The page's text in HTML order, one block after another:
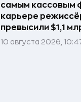
самым кассовым
карьере
превысили $1,1
10 августа 2026,